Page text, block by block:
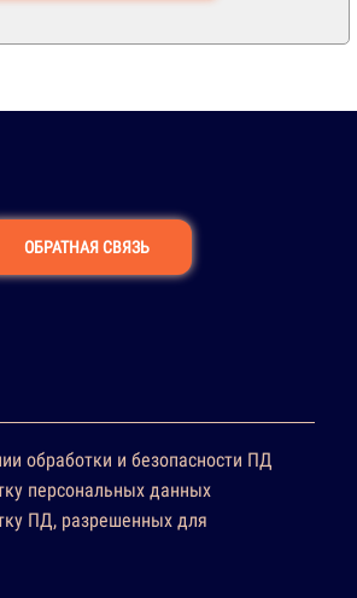
ОБРАТНАЯ СВЯЗЬ
обработки и безопасности ПД
персональных данных
ПД, разрешенных для